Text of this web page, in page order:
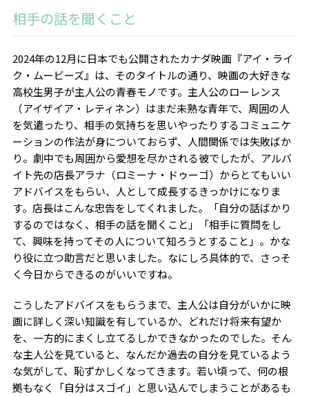
相手の話を聞くこと
2024年の12月に日本でも公開されたカナダ映画『アイ・ライ
ク・ムービーズ』は、そのタイトルの通り、映画の大好きな
高校生男子が主人公の青春モノです。主人公のローレンス
（アイザイア・レティネン）はまだ未熟な青年で、周囲の人
を気遣ったり、相手の気持ちを思いやったりするコミュニケ
ーションの作法が身についておらず、人間関係では失敗ばか
り。劇中でも周囲から愛想を尽かされる彼でしたが、アルバ
イト先の店長アラナ（ロミーナ・ドゥーゴ）からとてもいい
アドバイスをもらい、人として成長するきっかけになりま
す。店長はこんな忠告をしてくれました。「自分の話ばかり
するのではなく、相手の話を聞くこと」「相手に質問をし
て、興味を持ってその人について知ろうとすること」。かな
り役に立つ助言だと思いました。なにしろ具体的で、さっそ
く今日からできるのがいいですね。
こうしたアドバイスをもらうまで、主人公は自分がいかに映
画に詳しく深い知識を有しているか、どれだけ将来有望か
を、一方的にまくし立てるしかできなかったのでした。そん
な主人公を見ていると、なんだか過去の自分を見ているよう
な気がして、恥ずかしくなってきます。若い頃って、何の根
拠もなく「自分はスゴイ」と思い込んでしまうことがあるも